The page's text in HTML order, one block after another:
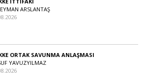
ARSLANTAŞ
ORTAK SAVUNMA ANLAŞMASI
YAVUZYILMAZ